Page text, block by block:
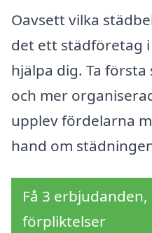
Oavsett vilka
det ett städföretag i
hjälpa dig. Ta
och mer
upplev fördelarna
hand om
Få 3
förpliktelser